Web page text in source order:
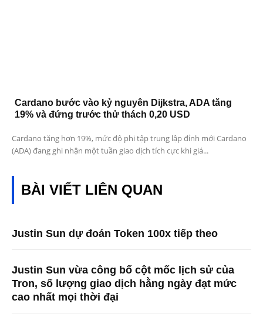
Cardano bước vào kỷ nguyên Dijkstra, ADA tăng
19% và đứng trước thử thách 0,20 USD
Cardano tăng hơn 19%, mức độ phi tập trung lập đỉnh mới Cardano
(ADA) đang ghi nhận một tuần giao dịch tích cực khi giá...
BÀI VIẾT LIÊN QUAN
Justin Sun dự đoán Token 100x tiếp theo
Justin Sun vừa công bố cột mốc lịch sử của
Tron, số lượng giao dịch hằng ngày đạt mức
cao nhất mọi thời đại